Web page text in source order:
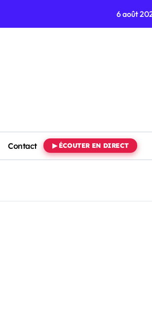
6 août
Contact ▶ ÉCOUTER EN DIRECT